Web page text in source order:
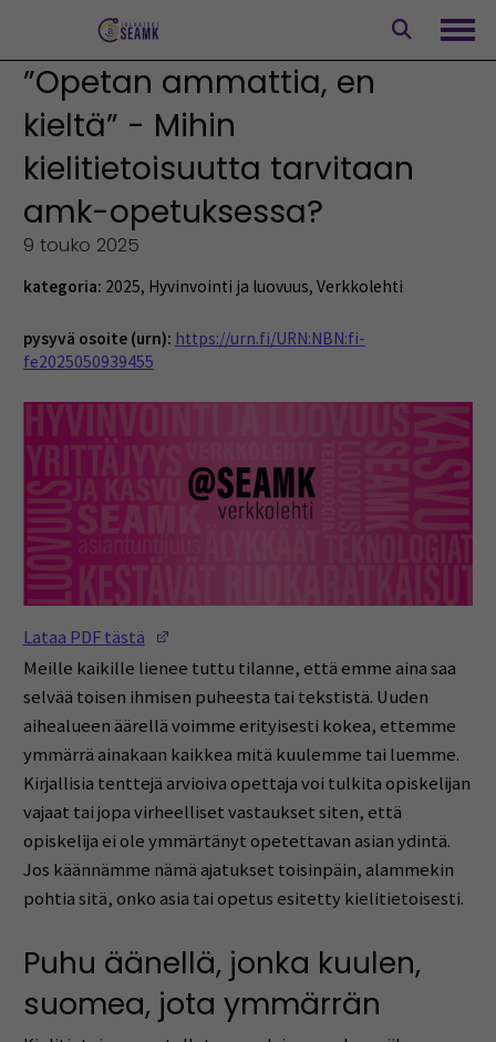
”Opetan ammattia, en
kieltä” - Mihin
kielitietoisuutta tarvitaan
amk-opetuksessa?
9 touko 2025
kategoria: 2025, Hyvinvointi ja luovuus, Verkkolehti
pysyvä osoite (urn): https://urn.fi/URN:NBN:fi-
fe2025050939455
Lataa PDF tästä
Meille kaikille lienee tuttu tilanne, että emme aina saa
selvää toisen ihmisen puheesta tai tekstistä. Uuden
aihealueen äärellä voimme erityisesti kokea, ettemme
ymmärrä ainakaan kaikkea mitä kuulemme tai luemme.
Kirjallisia tenttejä arvioiva opettaja voi tulkita opiskelijan
vajaat tai jopa virheelliset vastaukset siten, että
opiskelija ei ole ymmärtänyt opetettavan asian ydintä.
Jos käännämme nämä ajatukset toisinpäin, alammekin
pohtia sitä, onko asia tai opetus esitetty kielitietoisesti.
Puhu äänellä, jonka kuulen,
suomea, jota ymmärrän